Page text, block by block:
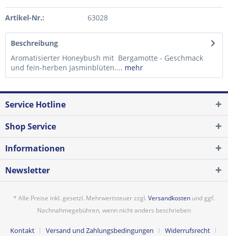
Artikel-Nr.: 63028
Beschreibung
Aromatisierter Honeybush mit Bergamotte - Geschmack
und fein-herben Jasminblüten.... mehr
Service Hotline
Shop Service
Informationen
Newsletter
* Alle Preise inkl. gesetzl. Mehrwertsteuer zzgl. Versandkosten und ggf.
Nachnahmegebühren, wenn nicht anders beschrieben
Kontakt Versand und Zahlungsbedingungen Widerrufsrecht